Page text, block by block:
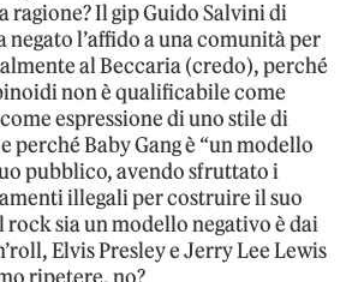
ragione? Il gip Guido Salvini di
negato l’affido a una comunità per
al Beccaria (credo), perché
non è qualificabile come
espressione di uno stile di
perché Baby Gang è “un modello
pubblico, avendo sfruttato i
illegali per costruire il suo
rock sia un modello negativo è dai
Elvis Presley e Jerry Lee Lewis